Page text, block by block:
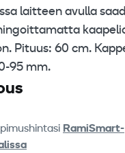
laitteen avulla
Pituus: 60 cm.
95 mm.
RamiSmart-